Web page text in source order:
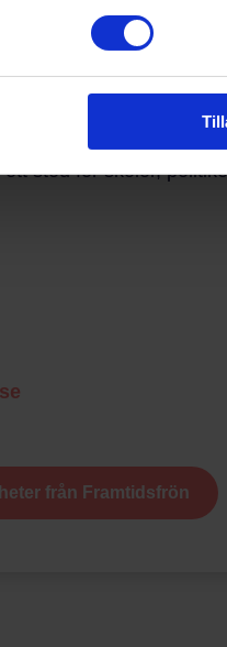
bland tjejer.
från
i grundskolan.
stöd för skolor,
från Framtidsfrön